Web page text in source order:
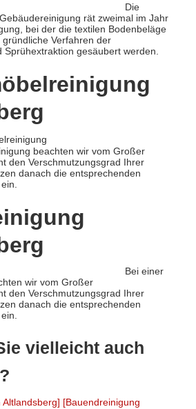
Die
rät zweimal im Jahr
bei der die textilen Bodenbeläge
Verfahren der
gesäubert werden.
beachten wir vom Großer
den Verschmutzungsgrad Ihrer
danach die entsprechenden
Bei einer
wir vom Großer
den Verschmutzungsgrad Ihrer
danach die entsprechenden
vielleicht auch
[Bauendreinigung